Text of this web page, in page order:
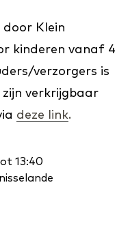
Klein
kinderen vanaf 4
verzorgers is
verkrijgbaar
deze link.
13:40